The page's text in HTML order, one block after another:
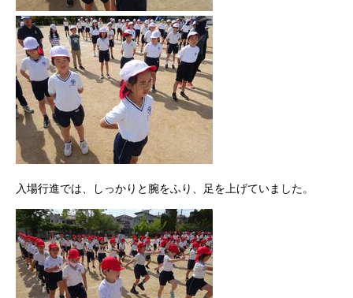
入場行進では、しっかりと腕をふり、足を上げていました。